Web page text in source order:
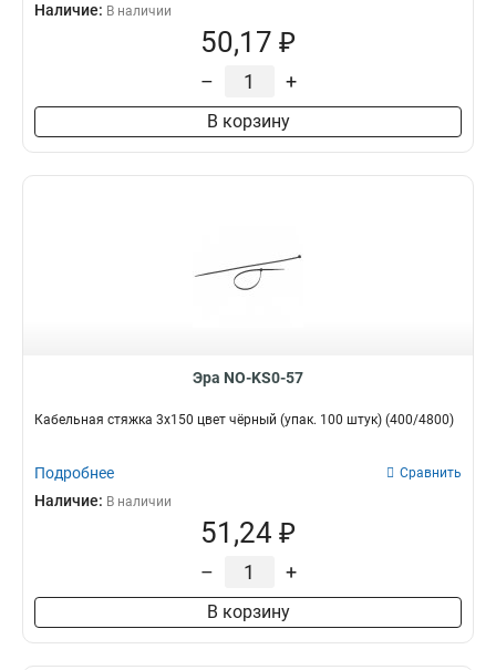
Наличие: В наличии
50,17 ₽
– +
В корзину
Эра NO-KS0-57
Кабельная стяжка 3х150 цвет чёрный (упак. 100 штук) (400/4800)
Подробнее Сравнить
Наличие: В наличии
51,24 ₽
– +
В корзину